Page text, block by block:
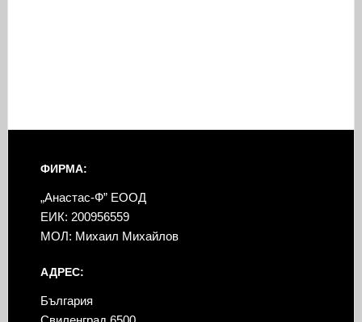
ФИРМА:
„Анастас-Ф” ЕООД
ЕИК: 200956559
МОЛ: Михаил Михайлов
АДРЕС:
България